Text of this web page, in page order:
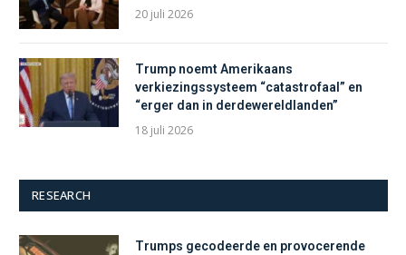
20 juli 2026
Trump noemt Amerikaans
verkiezingssysteem “catastrofaal” en
“erger dan in derdewereldlanden”
18 juli 2026
RESEARCH
Trumps gecodeerde en provocerende